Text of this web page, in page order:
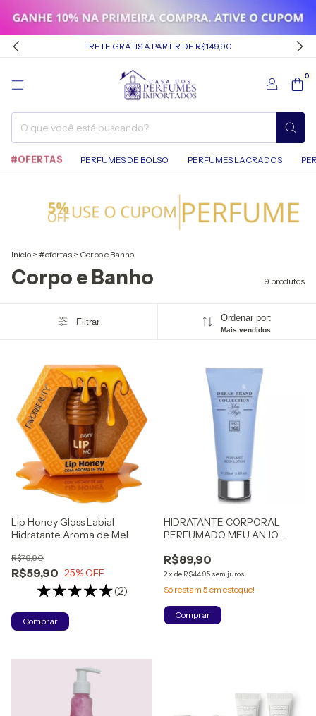
FRETE GRÁTIS A PARTIR DE R$149,90
0
#OFERTAS PERFUMES DE BOLSO PERFUMES LACRADOS
Início > #ofertas > Corpo e Banho
Corpo e Banho 9 produtos
Filtrar Ordenar por:
Mais vendidos
Lip Honey Gloss Labial
Hidratante Aroma de Mel
R$59,90
R$79,90
25% OFF
(2)
HIDRATANTE CORPORAL
PERFUMADO MEU ANJO
DREAMBRAND
R$89,90
2x de R$44,95 sem juros
Só restam 5 em estoque!